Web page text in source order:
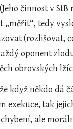
činnost v
„měřit“, tedy
(rozlišovat,
oponent
obrovských
když někdo dá
tak
ale